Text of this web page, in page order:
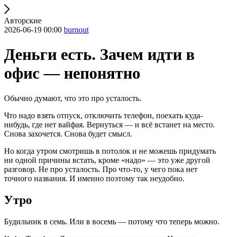
Авторские
2026-06-19 00:00 burnout
Деньги есть. Зачем идти в
офис — непонятно
Обычно думают, что это про усталость.
Что надо взять отпуск, отключить телефон, поехать куда-
нибудь, где нет вайфая. Вернуться — и всё встанет на место.
Снова захочется. Снова будет смысл.
Но когда утром смотришь в потолок и не можешь придумать
ни одной причины встать, кроме «надо» — это уже другой
разговор. Не про усталость. Про что-то, у чего пока нет
точного названия. И именно поэтому так неудобно.
Утро
Будильник в семь. Или в восемь — потому что теперь можно.